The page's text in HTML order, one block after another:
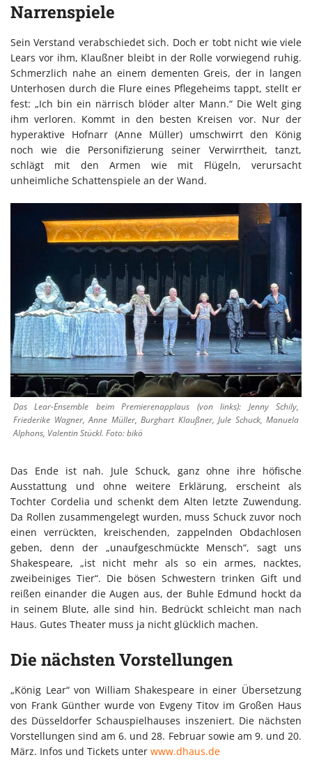
Narrenspiele
Sein Verstand verabschiedet sich. Doch er tobt nicht wie viele
Lears vor ihm, Klaußner bleibt in der Rolle vorwiegend ruhig.
Schmerzlich nahe an einem dementen Greis, der in langen
Unterhosen durch die Flure eines Pflegeheims tappt, stellt er
fest: „Ich bin ein närrisch blöder alter Mann.“ Die Welt ging
ihm verloren. Kommt in den besten Kreisen vor. Nur der
hyperaktive Hofnarr (Anne Müller) umschwirrt den König
noch wie die Personifizierung seiner Verwirrtheit, tanzt,
schlägt mit den Armen wie mit Flügeln, verursacht
unheimliche Schattenspiele an der Wand.
Das Lear-Ensemble beim Premierenapplaus (von links): Jenny Schily,
Friederike Wagner, Anne Müller, Burghart Klaußner, Jule Schuck, Manuela
Alphons, Valentin Stückl. Foto: bikö
Das Ende ist nah. Jule Schuck, ganz ohne ihre höfische
Ausstattung und ohne weitere Erklärung, erscheint als
Tochter Cordelia und schenkt dem Alten letzte Zuwendung.
Da Rollen zusammengelegt wurden, muss Schuck zuvor noch
einen verrückten, kreischenden, zappelnden Obdachlosen
geben, denn der „unaufgeschmückte Mensch“, sagt uns
Shakespeare, „ist nicht mehr als so ein armes, nacktes,
zweibeiniges Tier“. Die bösen Schwestern trinken Gift und
reißen einander die Augen aus, der Buhle Edmund hockt da
in seinem Blute, alle sind hin. Bedrückt schleicht man nach
Haus. Gutes Theater muss ja nicht glücklich machen.
Die nächsten Vorstellungen
„König Lear“ von William Shakespeare in einer Übersetzung
von Frank Günther wurde von Evgeny Titov im Großen Haus
des Düsseldorfer Schauspielhauses inszeniert. Die nächsten
Vorstellungen sind am 6. und 28. Februar sowie am 9. und 20.
März. Infos und Tickets unter www.dhaus.de